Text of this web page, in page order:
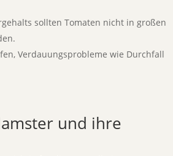
sollten Tomaten nicht in großen
Verdauungsprobleme wie Durchfall
und ihre